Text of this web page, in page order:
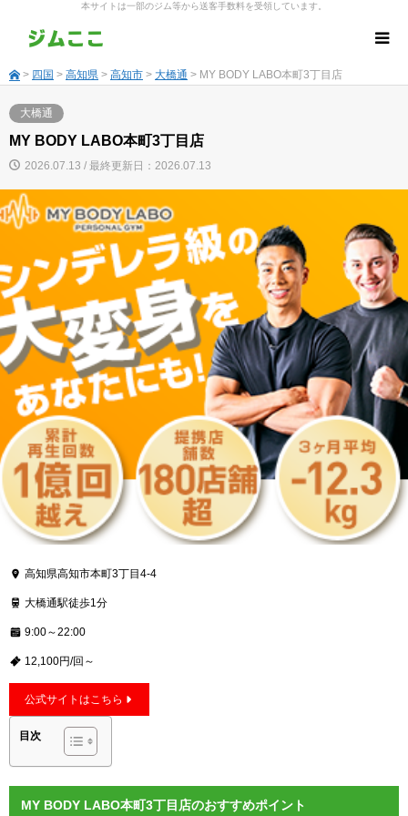
本サイトは一部のジム等から送客手数料を受領しています。
> 四国 > 高知県 > 高知市 > 大橋通 > MY BODY LABO本町3丁目店
大橋通
MY BODY LABO本町3丁目店
2026.07.13 / 最終更新日：2026.07.13
高知県高知市本町3丁目4-4
大橋通駅徒歩1分
9:00～22:00
12,100円/回～
公式サイトはこちら
目次
MY BODY LABO本町3丁目店のおすすめポイント